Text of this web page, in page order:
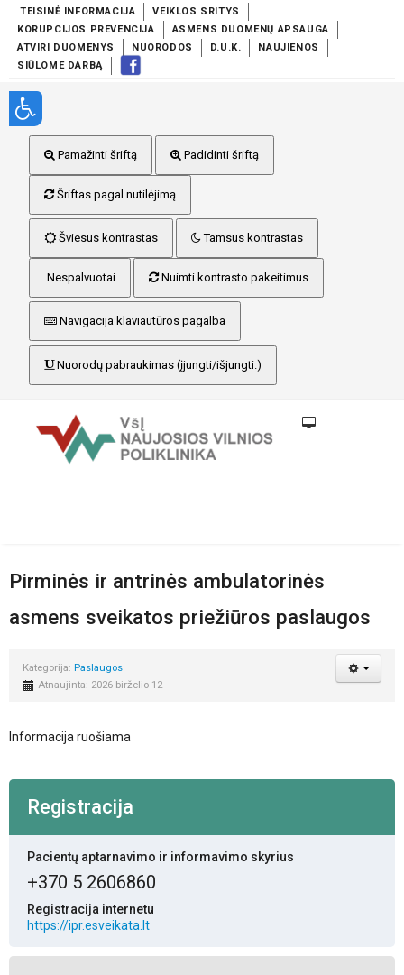
TEISINĖ INFORMACIJA
VEIKLOS SRITYS
KORUPCIJOS PREVENCIJA
ASMENS DUOMENŲ APSAUGA
ATVIRI DUOMENYS
NUORODOS D.U.K.
NAUJIENOS
SIŪLOME DARBĄ
Pamažinti šriftą Padidinti šriftą
Šriftas pagal nutilėjimą
Šviesus kontrastas Tamsus kontrastas
Nespalvuotai Nuimti kontrasto pakeitimus
Navigacija klaviautūros pagalba
Nuorodų pabraukimas (įjungti/išjungti.)
Pirminės ir antrinės ambulatorinės
asmens sveikatos priežiūros paslaugos
Kategorija: Paslaugos
Atnaujinta: 2026 birželio 12
Informacija ruošiama
Registracija
Pacientų aptarnavimo ir informavimo skyrius
+370 5 2606860
Registracija internetu
https://ipr.esveikata.lt